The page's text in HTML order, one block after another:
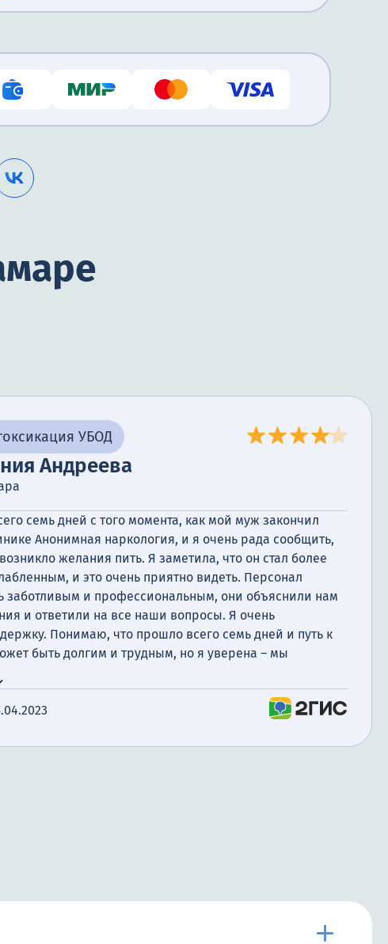
УБОД
Андреева
семь дней с того момента, как мой муж закончил
Анонимная наркология, и я очень рада сообщить,
желания пить. Я заметила, что он стал более
и это очень приятно видеть. Персонал
заботливым и профессиональным, они объяснили нам
и ответили на все наши вопросы. Я очень
Понимаю, что прошло всего семь дней и путь к
быть долгим и трудным, но я уверена – мы